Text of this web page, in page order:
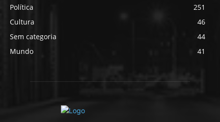
Política
251
Cultura
46
Sem categoria
44
Mundo
41